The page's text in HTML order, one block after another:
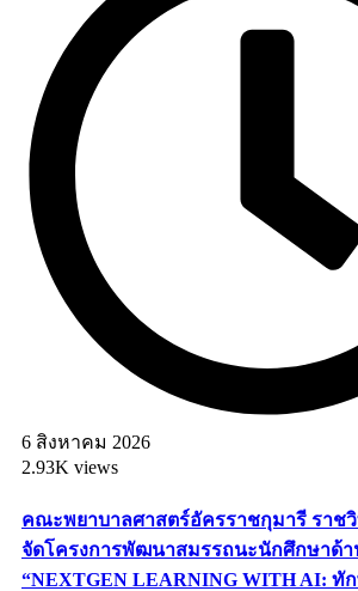
6 สิงหาคม 2026
2.93K views
คณะพยาบาลศาสตร์อัครราชกุมารี ราช
จัดโครงการพัฒนาสมรรถนะนักศึกษาด้
“NEXTGEN LEARNING WITH AI: ทั